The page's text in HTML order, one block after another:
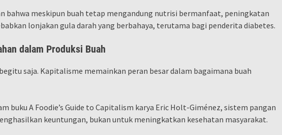
bahwa meskipun buah tetap mengandung nutrisi bermanfaat, peningkatan
lonjakan gula darah yang berbahaya, terutama bagi penderita diabetes.
dalam Produksi Buah
saja. Kapitalisme memainkan peran besar dalam bagaimana buah
buku A Foodie’s Guide to Capitalism karya Eric Holt-Giménez, sistem pangan
keuntungan, bukan untuk meningkatkan kesehatan masyarakat.